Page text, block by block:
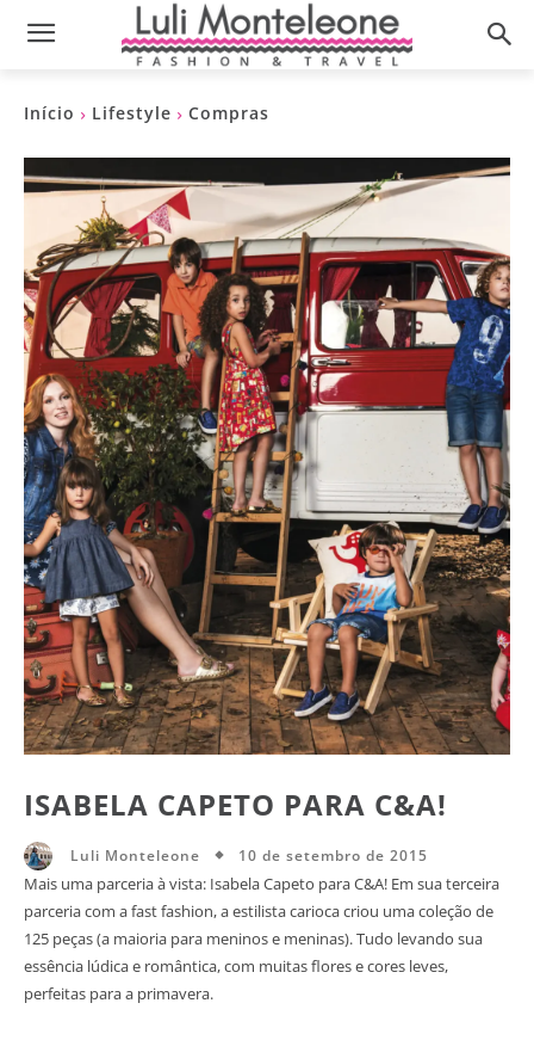
Início Lifestyle Compras
ISABELA CAPETO PARA C&A!
Luli Monteleone 10 de setembro de 2015
Mais uma parceria à vista: Isabela Capeto para C&A! Em sua terceira
parceria com a fast fashion, a estilista carioca criou uma coleção de
125 peças (a maioria para meninos e meninas). Tudo levando sua
essência lúdica e romântica, com muitas flores e cores leves,
perfeitas para a primavera.